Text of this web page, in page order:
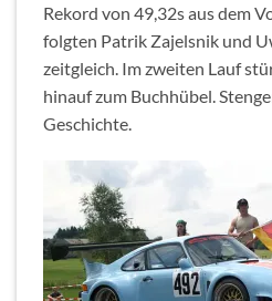
Rekord von 49,32s aus dem
folgten Patrik Zajelsnik und
zeitgleich. Im zweiten Lauf
hinauf zum Buchhübel.
Geschichte.